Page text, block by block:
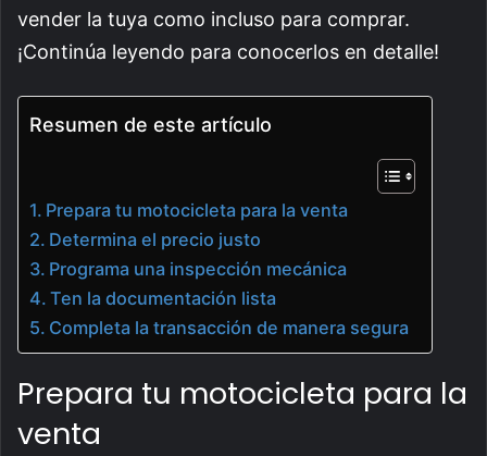
vender la tuya como incluso para comprar.
¡Continúa leyendo para conocerlos en detalle!
Resumen de este artículo
Prepara tu motocicleta para la venta
Determina el precio justo
Programa una inspección mecánica
Ten la documentación lista
Completa la transacción de manera segura
Prepara tu motocicleta para la
venta